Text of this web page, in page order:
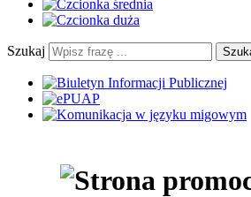
Szukaj